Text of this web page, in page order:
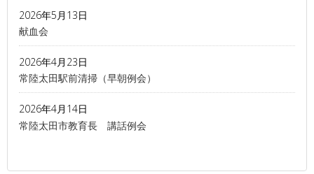
2026年5月13日
献血会
2026年4月23日
常陸太田駅前清掃（早朝例会）
2026年4月14日
常陸太田市教育長 講話例会